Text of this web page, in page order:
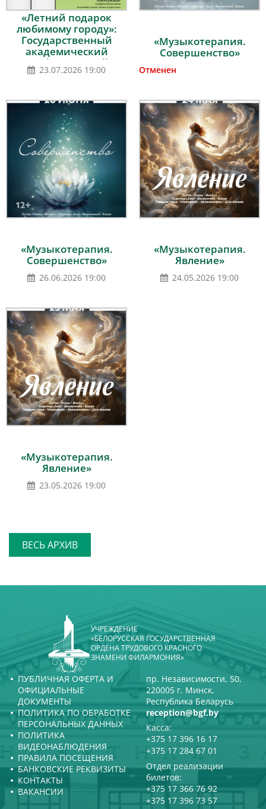
«Летний подарок
любимому городу»:
Государственный
академический
симфонический
оркестр Республики
Александр Анисимов,
солист – Александр
Данилов (фортепиано)
23.07.2026 19:00
«Музыкотерапия.
Совершенство»
Отменен
«Музыкотерапия.
Совершенство»
26.06.2026 19:00
«Музыкотерапия.
Явление»
24.05.2026 19:00
«Музыкотерапия.
Явление»
23.05.2026 19:00
ВЕСЬ АРХИВ
УЧРЕЖДЕНИЕ
«БЕЛОРУССКАЯ ГОСУДАРСТВЕННАЯ
ОРДЕНА ТРУДОВОГО КРАСНОГО
ЗНАМЕНИ ФИЛАРМОНИЯ»
ПУБЛИЧНАЯ ОФЕРТА И
ОФИЦИАЛЬНЫЕ
ДОКУМЕНТЫ
ПОЛИТИКА ПО ОБРАБОТКЕ
ПЕРСОНАЛЬНЫХ ДАННЫХ
ПОЛИТИКА
ВИДЕОНАБЛЮДЕНИЯ
ПРАВИЛА ПОСЕЩЕНИЯ
БАНКОВСКИЕ РЕКВИЗИТЫ
КОНТАКТЫ
ВАКАНСИИ
пр. Независимости, 50,
220005 г. Минск,
Республика Беларусь
reception@bgf.by
Касса:
+375 17 396 16 17
+375 17 284 67 01
Отдел реализации
билетов:
+375 17 366 76 92
+375 17 396 73 57